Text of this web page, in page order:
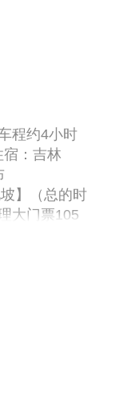
程约4小时
：吉林
】（总的时
大门票105
元+环线车
，乘坐景区
松花江、鸭
火山口湖
池，是中国
复合火山，
几座环状山
“三江之
上海大世